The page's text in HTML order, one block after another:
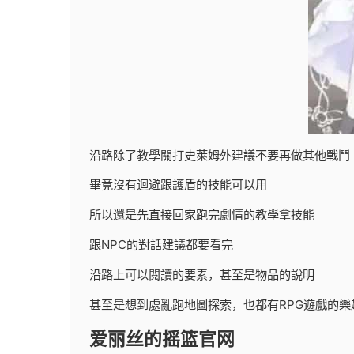
沿路除了教學關打史萊姆外建議不要再做其他戰鬥
畢竟沒有迴避跟護盾的技能可以用
所以還是先直接回家跑完劇情的教學拿技能
跟NPC的對話建議都要看完
沿路上可以閱讀的要素，甚至是物品的說明
甚至是想到處亂跑地圖探索，也都有RPG遊戲的樂
爱丽丝的摇篮官网